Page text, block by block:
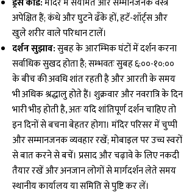
अपेक्षित हैं; कंधे और घुटने ढँके हों, हटॅ-शॉर्ट्स और
खुले शरीर वाले परिधान टालें।
दर्शन सुझाव:सुबह के आरम्भिक घंटों में दर्शन करना
सर्वाधिक सुखद होता है; सम्भवतः सुबह ६:००-१०:००
के बीच की अवधि शांत रहती है और आरती के समय
भी अधिक श्रद्धालु होते हैं। शुक्रवार और नवरात्रि के दिन
भारी भीड़ होती है, अतः यदि शांतिपूर्ण दर्शन चाहिए तो
इन दिनों से बचना बेहतर होगा। मंदिर परिसर में चुप्पी
और सम्मानजनक व्यवहार रखें; मोबाइल पर उच्च स्वरों
से बात करने से बचें। प्रसाद और चढ़ावे के लिए नकदी
तैयार रखें और अनजान लोगों से मार्गदर्शन लेते समय
स्थानीय कार्यालय या समिति से पुष्टि कर लें।